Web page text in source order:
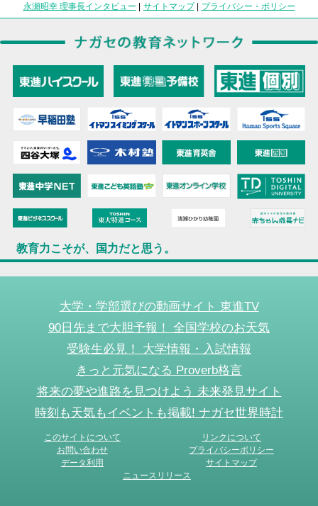
永瀬昭幸 理事長インタビュー | サイトマップ| プライバシー・ポリシー
教育力こそが、国力だと思う。
大学・学部選びの動画サイト 東進TV
90日先まで大胆予報！ 全国学校のお天気
受験生必見！ 大学情報・入試情報
きっと元気になる Proverb格言
将来の夢や進路を見つけよう 未来発見サイト
時刻も天気もイベントも掲載! ナガセ世界時計
このサイトについて
リンクについて
お問い合わせ
プライバシーポリシー
データ利用
サイトマップ
ニュースリリース